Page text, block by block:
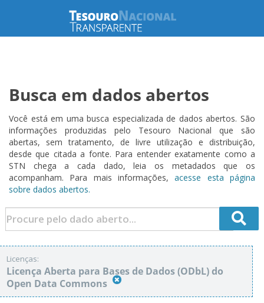
Busca em dados abertos
Você está em uma busca especializada de dados abertos. São
informações produzidas pelo Tesouro Nacional que são
abertas, sem tratamento, de livre utilização e distribuição,
desde que citada a fonte. Para entender exatamente como a
STN chega a cada dado, leia os metadados que os
acompanham. Para mais informações,acesse esta página
sobre dados abertos.
Licenças:
Licença Aberta para Bases de Dados (ODbL) do
Open Data Commons